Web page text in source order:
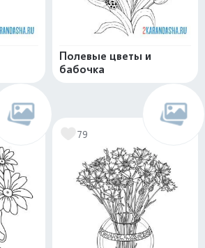
Полевые цветы и
бабочка
79